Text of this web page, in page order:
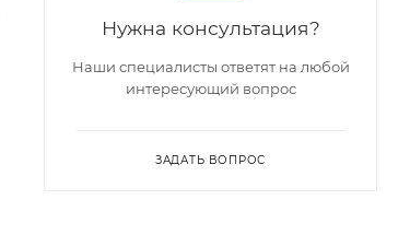
Нужна консультация?
Наши специалисты ответят на любой
интересующий вопрос
ЗАДАТЬ ВОПРОС